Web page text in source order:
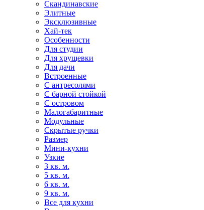
Скандинавские
Элитные
Эксклюзивные
Хай-тек
Особенности
Для студии
Для хрущевки
Для дачи
Встроенные
С антресолями
С барной стойкой
С островом
Малогабаритные
Модульные
Скрытые ручки
Размер
Мини-кухни
Узкие
3 кв. м.
5 кв. м.
6 кв. м.
9 кв. м.
Все для кухни